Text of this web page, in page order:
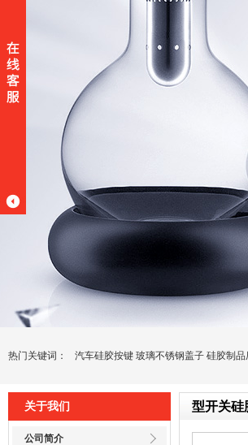
热门关键词： 汽车硅胶按键 玻璃不锈钢盖子 硅胶制品
关于我们
公司简介
型开关硅